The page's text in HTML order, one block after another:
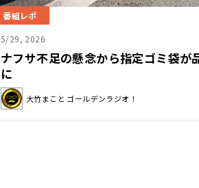
番組レポ
5/29, 2026
ナフサ不足の懸念から指定ゴミ袋が
に
大竹まこと ゴールデンラジオ！